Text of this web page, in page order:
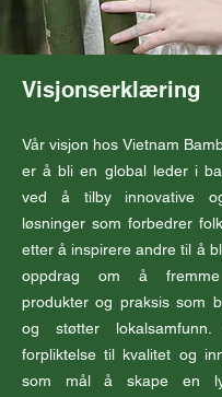
Visjonserklæring
Vår visjon hos Vietnam
er å bli en global leder i
ved å tilby innovative
løsninger som forbedrer
etter å inspirere andre til å
oppdrag om å fremme
produkter og praksis som
og støtter
forpliktelse til kvalitet og
som mål å skape en